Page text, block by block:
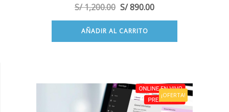
S/1,200.00 El
precio
original
era:
S/890.00El
precio
es:
AÑADIR AL CARRITO
¡OFERTA!